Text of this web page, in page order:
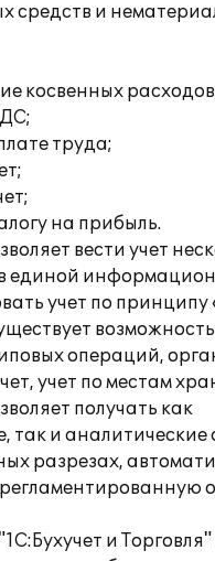
средств и
косвенных
труда;
на прибыль.
вести учет
единой
учет по принципу
возможность
операций,
учет по местам
получать как
так и аналитические
разрезах,
и